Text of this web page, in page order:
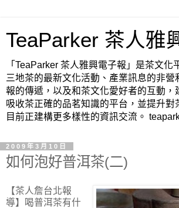
TeaParker 茶人雅
「TeaParker 茶人雅興電子報」是茶文化
三地茶的最新文化活動、產業訊息的非營
報的傳遞，以及和茶文化愛好者的互動，
吸收茶正確的品茗知識的平台，並提升對
目前正建構更多樣性的資訊交流。
2009年3月10日
如何泡好普洱茶(二)
【茶人詹台北報
導】
喝普洱茶有什